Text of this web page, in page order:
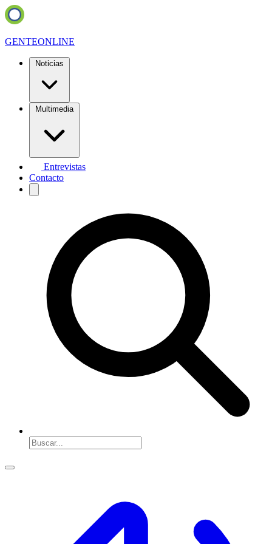
GENTEONLINE
Noticias
Multimedia
Entrevistas
Contacto